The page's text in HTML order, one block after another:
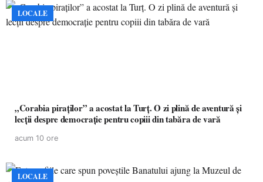
LOCALE
„Corabia piraților” a acostat la Turț. O zi plină de aventură și
lecții despre democrație pentru copiii din tabăra de vară
acum 10 ore
LOCALE